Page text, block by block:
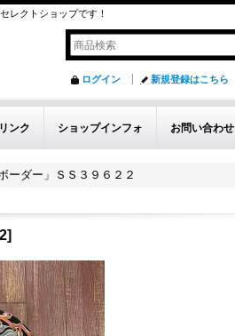
レクトショップです！
ログイン 新規登録はこちら
リンク ショップインフォ お問い合わせ
ーダー」ＳＳ３９６２２
]